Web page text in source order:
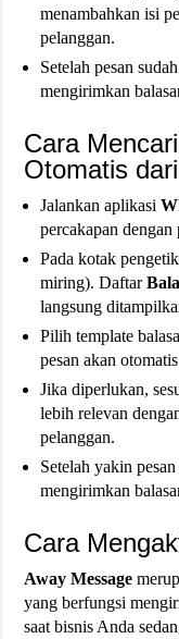
menambahkan isi
pelanggan.
Setelah pesan
mengirimkan
Cara
Otomatis
Jalankan aplikasi
percakapan
Pada kotak
miring). Daftar
langsung
Pilih template
pesan akan
Jika diperlukan,
lebih relevan
pelanggan.
Setelah yakin
mengirimkan
Cara
Away Message
yang berfungsi
saat bisnis Anda